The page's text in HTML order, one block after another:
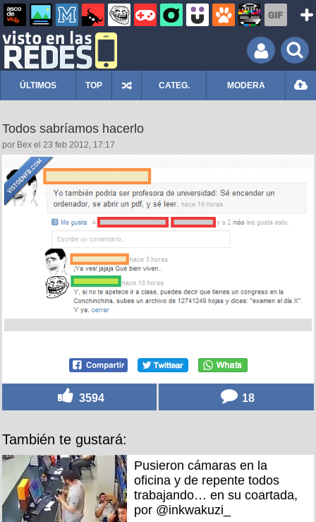
ÚLTIMOS TOP CATEG. MODERA
Todos sabríamos hacerlo
por Bex el 23 feb 2012, 17:17
3594 18
También te gustará:
Pusieron cámaras en la
oficina y de repente todos
trabajando… en su coartada,
por @inkwakuzi_